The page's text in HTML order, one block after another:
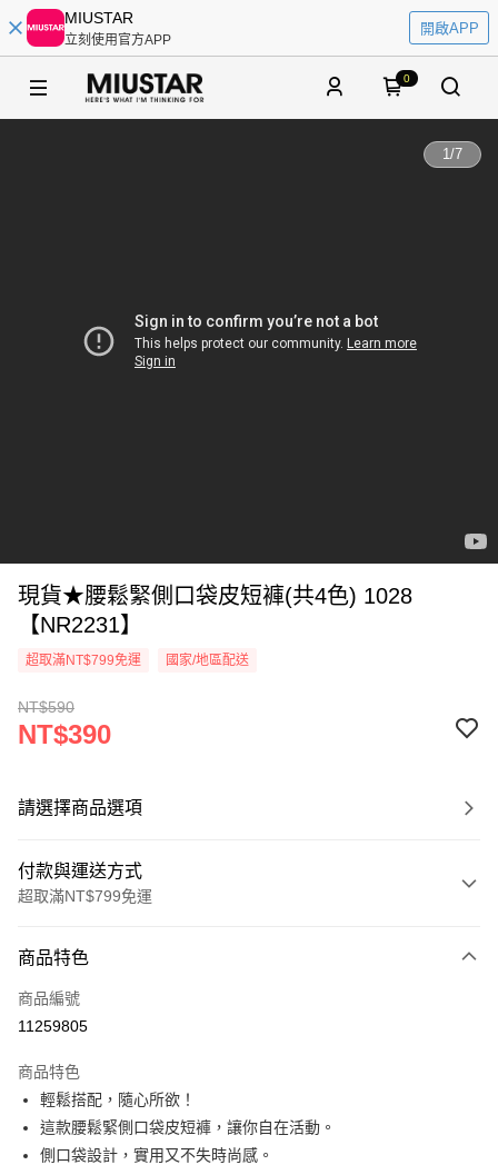
MIUSTAR
立刻使用官方APP
開啟APP
0
1/7
現貨★腰鬆緊側口袋皮短褲(共4色) 1028
【NR2231】
超取滿NT$799免運 國家/地區配送
NT$590
NT$390
請選擇商品選項
付款與運送方式
超取滿NT$799免運
信用卡一次付款
超商取貨付款
Apple Pay
街口支付
商品特色
商品編號
11259805
商品特色
輕鬆搭配，隨心所欲！
這款腰鬆緊側口袋皮短褲，讓你自在活動。
側口袋設計，實用又不失時尚感。